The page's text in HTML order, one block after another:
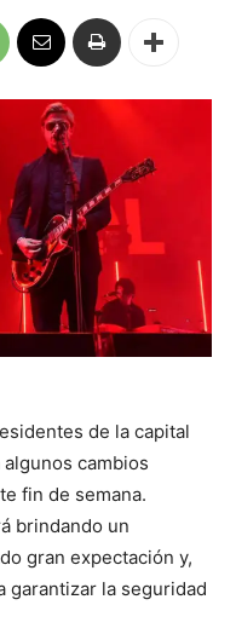
de la capital
cambios
fin de semana.
brindando un
gran expectación y,
garantizar la seguridad